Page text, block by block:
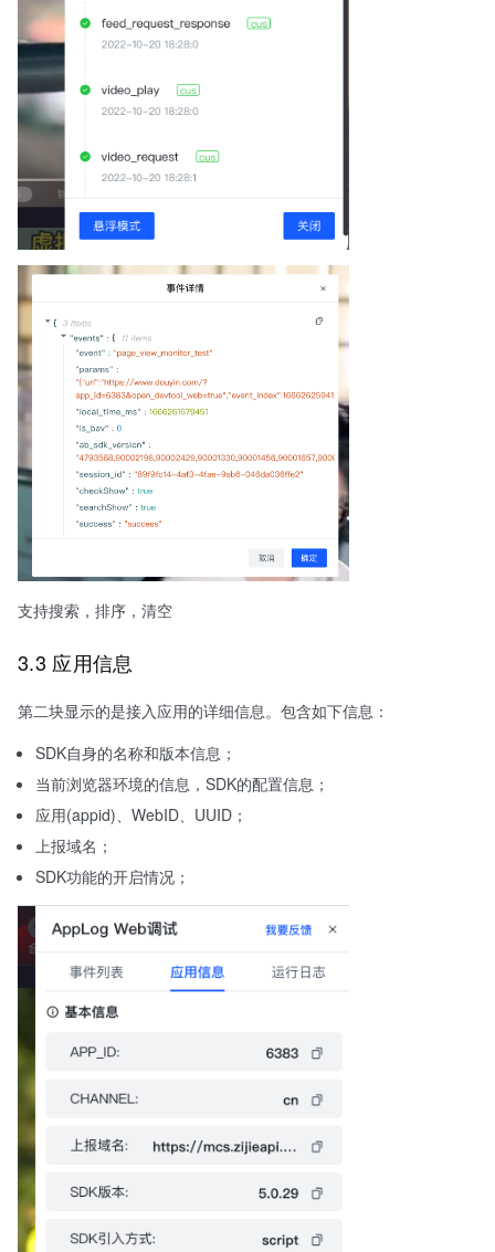
支持搜索，排序，清空
3.3 应用信息
第二块显示的是接入应用的详细信息。包含如下信息：
SDK自身的名称和版本信息；
当前浏览器环境的信息，SDK的配置信息；
应用(appid)、WebID、UUID；
上报域名；
SDK功能的开启情况；